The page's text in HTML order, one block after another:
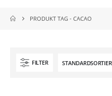
PRODUKT TAG -CACAO
FILTER